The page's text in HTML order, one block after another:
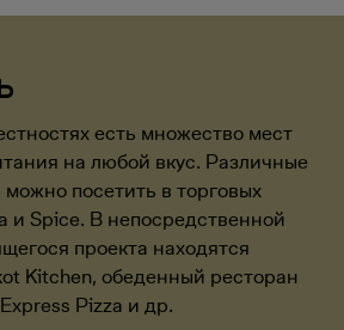
есть множество мест
на любой вкус. Различные
посетить в торговых
и Spice. В непосредственной
проекта находятся
Kitchen, обеденный ресторан
Pizza и др.